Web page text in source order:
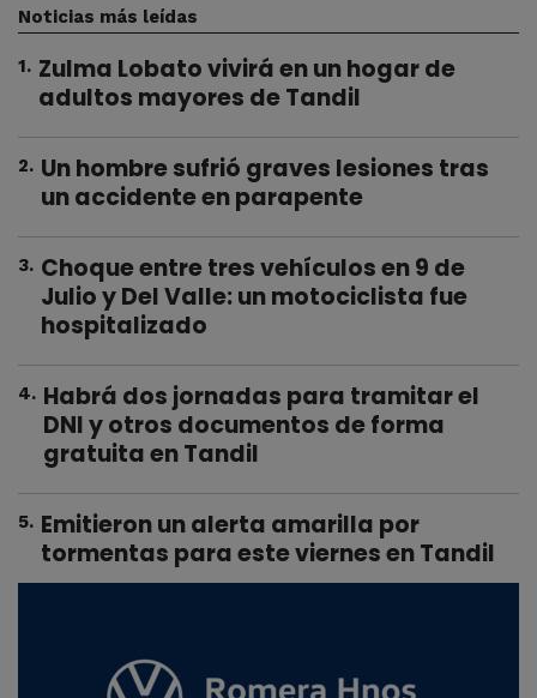
Noticias más leídas
1. Zulma Lobato vivirá en un hogar de
adultos mayores de Tandil
2. Un hombre sufrió graves lesiones tras
un accidente en parapente
3. Choque entre tres vehículos en 9 de
Julio y Del Valle: un motociclista fue
hospitalizado
4. Habrá dos jornadas para tramitar el
DNI y otros documentos de forma
gratuita en Tandil
5. Emitieron un alerta amarilla por
tormentas para este viernes en Tandil